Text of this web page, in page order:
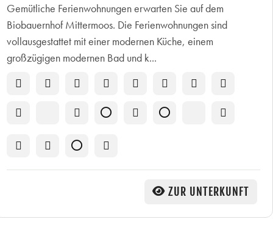
Gemütliche Ferienwohnungen erwarten Sie auf dem
Biobauernhof Mittermoos. Die Ferienwohnungen sind
vollausgestattet mit einer modernen Küche, einem
großzügigen modernen Bad und k...
ZUR UNTERKUNFT